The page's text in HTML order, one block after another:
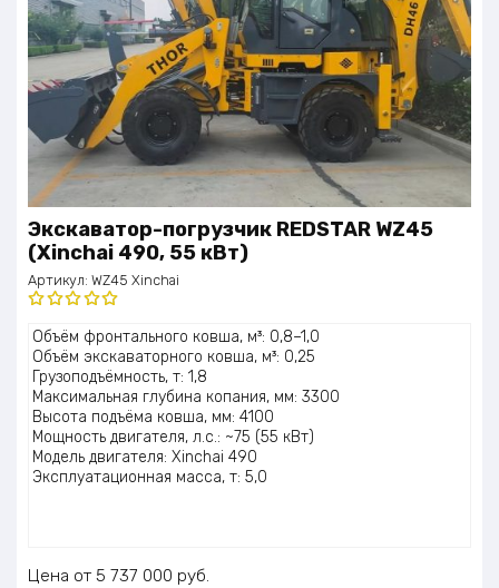
Экскаватор-погрузчик REDSTAR WZ45
(Xinchai 490, 55 кВт)
Артикул: WZ45 Xinchai
Оценка
5.00 из 5
Объём фронтального ковша, м³: 0,8–1,0
Объём экскаваторного ковша, м³: 0,25
Грузоподъёмность, т: 1,8
Максимальная глубина копания, мм: 3300
Высота подъёма ковша, мм: 4100
Мощность двигателя, л.с.: ~75 (55 кВт)
Модель двигателя: Xinchai 490
Эксплуатационная масса, т: 5,0
Цена 5 737 000 руб.